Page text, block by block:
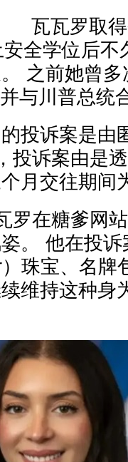
瓦瓦罗取
全学位后不
之前她曾
与川普总统
投诉案是由
投诉案由是
月交往期间
罗在糖爹网
。 他在投诉
珠宝、名牌
维持这种身